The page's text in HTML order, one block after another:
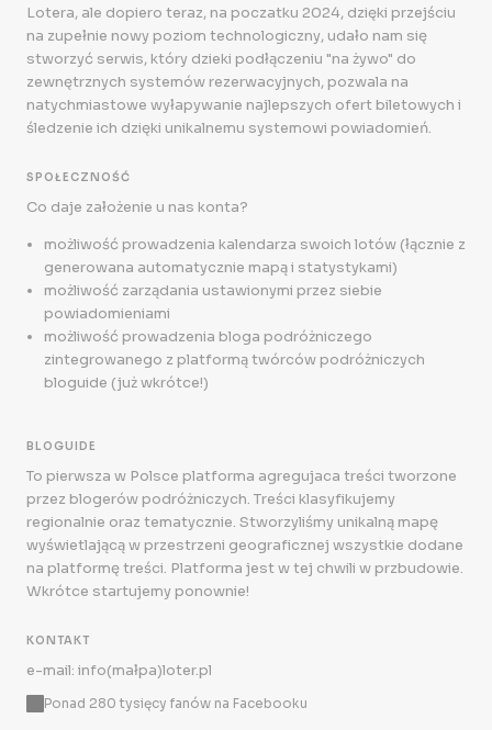
Lotera, ale dopiero teraz, na poczatku 2024, dzięki przejściu
na zupełnie nowy poziom technologiczny, udało nam się
stworzyć serwis, który dzieki podłączeniu "na żywo" do
zewnętrznych systemów rezerwacyjnych, pozwala na
natychmiastowe wyłapywanie najlepszych ofert biletowych i
śledzenie ich dzięki unikalnemu systemowi powiadomień.
SPOŁECZNOŚĆ
Co daje założenie u nas konta?
możliwość prowadzenia kalendarza swoich lotów (łącznie z
generowana automatycznie mapą i statystykami)
możliwość zarządania ustawionymi przez siebie
powiadomieniami
możliwość prowadzenia bloga podróżniczego
zintegrowanego z platformą twórców podróżniczych
bloguide (już wkrótce!)
BLOGUIDE
To pierwsza w Polsce platforma agregujaca treści tworzone
przez blogerów podróżniczych. Treści klasyfikujemy
regionalnie oraz tematycznie. Stworzyliśmy unikalną mapę
wyświetlającą w przestrzeni geograficznej wszystkie dodane
na platformę treści. Platforma jest w tej chwili w przbudowie.
Wkrótce startujemy ponownie!
KONTAKT
e-mail: info(małpa)loter.pl
Ponad 280 tysięcy fanów na Facebooku